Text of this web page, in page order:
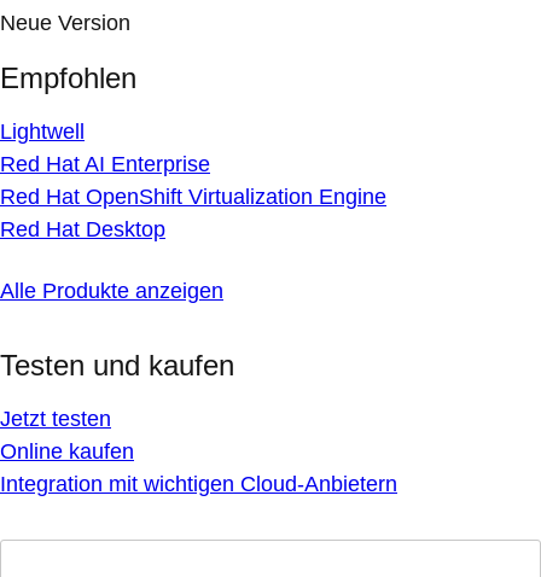
Neue Version
Empfohlen
Lightwell
Red Hat AI Enterprise
Red Hat OpenShift Virtualization Engine
Red Hat Desktop
Alle Produkte anzeigen
Testen und kaufen
Jetzt testen
Online kaufen
Integration mit wichtigen Cloud-Anbietern